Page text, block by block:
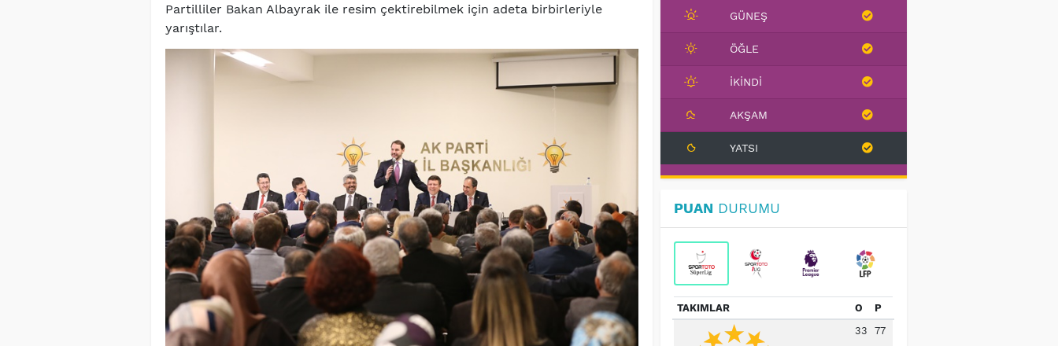
Partilliler Bakan Albayrak ile resim çektirebilmek için adeta birbirleriyle
yarıştılar.
GÜNEŞ
ÖĞLE
İKINDI
AKŞAM
YATSI
PUAN DURUMU
TAKIMLAR O P
33 77